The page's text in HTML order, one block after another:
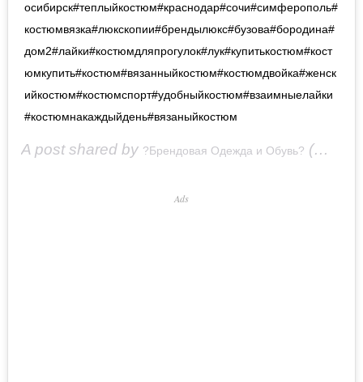
осибирск#теплыйкостюм#краснодар#сочи#симферополь#
костюмвязка#люкскопии#брендылюкс#бузова#бородина#
дом2#лайки#костюмдляпрогулок#лук#купитькостюм#кост
юмкупить#костюм#вязанныйкостюм#костюмдвойка#женск
ийкостюм#костюмспорт#удобныйкостюм#взаимныелайки
#костюмнакаждыйдень#вязаныйкостюм
A post shared by ?Брендовая Одежда и Обувь? (@_arianna_dia_) on
Ads